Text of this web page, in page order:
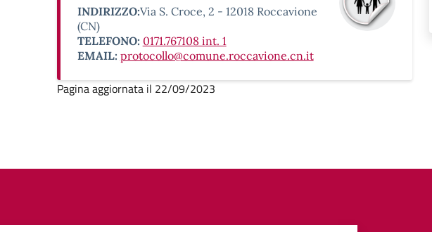
INDIRIZZO:Via S. Croce, 2 - 12018 Roccavione
(CN)
TELEFONO: 0171.767108 int. 1
EMAIL: protocollo@comune.roccavione.cn.it
Pagina aggiornata il 22/09/2023